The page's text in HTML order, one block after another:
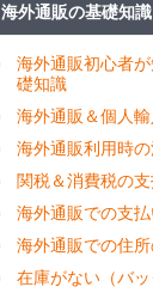
海外通販の基礎知識
海外通販初心者
礎知識
海外通販＆個人
海外通販利用時
関税＆消費税の
海外通販での支
海外通販での住
在庫がない（バ